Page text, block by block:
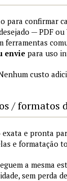
para confirmar
— PDF ou
ferramentas
envie para uso
custo
/ formatos
e pronta
e formatação
a mesma
sem perda